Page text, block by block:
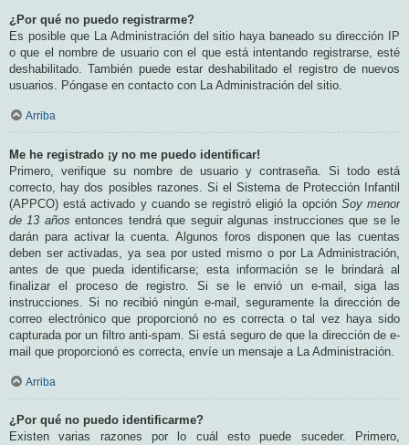
¿Por qué no puedo registrarme?
Es posible que La Administración del sitio haya baneado su dirección IP
o que el nombre de usuario con el que está intentando registrarse, esté
deshabilitado. También puede estar deshabilitado el registro de nuevos
usuarios. Póngase en contacto con La Administración del sitio.
Arriba
Me he registrado ¡y no me puedo identificar!
Primero, verifique su nombre de usuario y contraseña. Si todo está
correcto, hay dos posibles razones. Si el Sistema de Protección Infantil
(APPCO) está activado y cuando se registró eligió la opción Soy menor
de 13 años entonces tendrá que seguir algunas instrucciones que se le
darán para activar la cuenta. Algunos foros disponen que las cuentas
deben ser activadas, ya sea por usted mismo o por La Administración,
antes de que pueda identificarse; esta información se le brindará al
finalizar el proceso de registro. Si se le envió un e-mail, siga las
instrucciones. Si no recibió ningún e-mail, seguramente la dirección de
correo electrónico que proporcionó no es correcta o tal vez haya sido
capturada por un filtro anti-spam. Si está seguro de que la dirección de e-
mail que proporcionó es correcta, envíe un mensaje a La Administración.
Arriba
¿Por qué no puedo identificarme?
Existen varias razones por lo cuál esto puede suceder. Primero,